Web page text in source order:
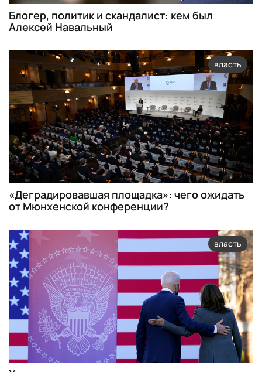
Блогер, политик и скандалист: кем был
Алексей Навальный
власть
«Деградировавшая площадка»: чего ожидать
от Мюнхенской конференции?
власть